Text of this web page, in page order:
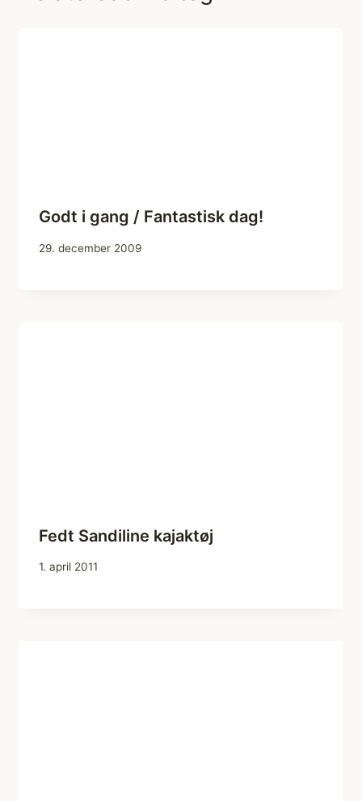
Godt i gang / Fantastisk dag!
29. december 2009
Fedt Sandiline kajaktøj
1. april 2011